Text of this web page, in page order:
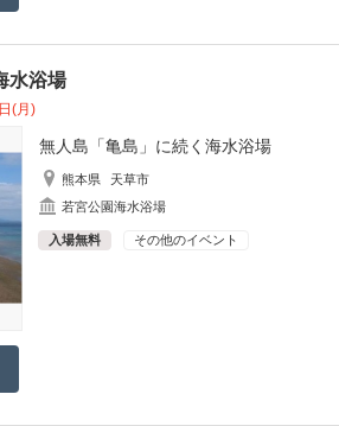
水浴場
(月)
無人島「亀島」に続く海水浴場
熊本県
天草市
若宮公園海水浴場
入場無料 その他のイベント